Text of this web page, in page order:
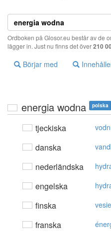
Ordboken på Glosor.eu består av de
lägger in. Just nu finns det över210
Börjar med
energia wodna polska
tjeckiska
danska
nederländska
engelska
finska
franska